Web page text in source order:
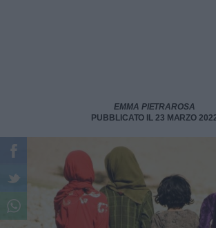
EMMA PIETRAROSA
PUBBLICATO IL 23 MARZO